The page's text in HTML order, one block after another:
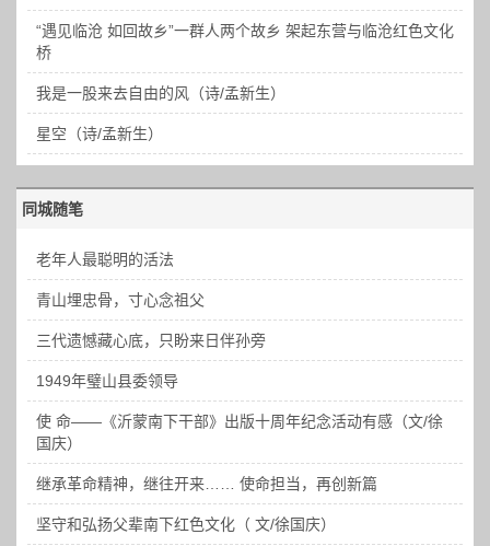
“遇见临沧 如回故乡”一群人两个故乡 架起东营与临沧红色文化
桥
我是一股来去自由的风（诗/孟新生）
星空（诗/孟新生）
同城随笔
老年人最聪明的活法
青山埋忠骨，寸心念祖父
三代遗憾藏心底，只盼来日伴孙旁
1949年璧山县委领导
使 命——《沂蒙南下干部》出版十周年纪念活动有感（文/徐
国庆）
继承革命精神，继往开来…… 使命担当，再创新篇
坚守和弘扬父辈南下红色文化（ 文/徐国庆）